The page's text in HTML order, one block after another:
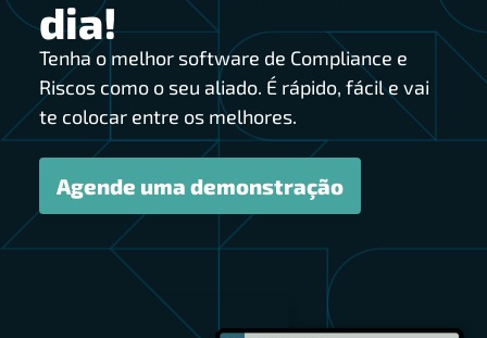
dia!
Tenha o melhor software de Compliance e
Riscos como o seu aliado. É rápido, fácil e vai
te colocar entre os melhores.
Agende uma demonstração